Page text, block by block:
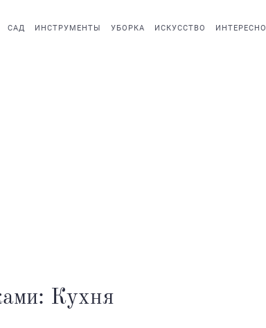
САД ИНСТРУМЕНТЫ УБОРКА ИСКУССТВО ИНТЕРЕСНО
Кухня